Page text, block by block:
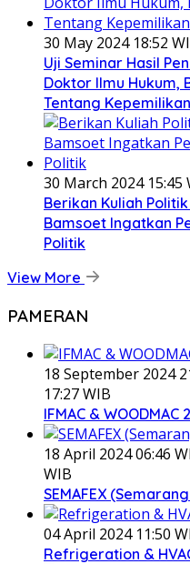
30 May 2024 18:52
Uji Seminar Hasil
Doktor Ilmu Hukum,
Tentang
30 March 2024 15:45
Berikan Kuliah
Bamsoet Ingatkan
Politik
View More
PAMERAN
18 September 2024
17:27 WIB
IFMAC &
18 April 2024 06:46
WIB
SEMAFEX
04 April 2024 11:50
Refrigeration &